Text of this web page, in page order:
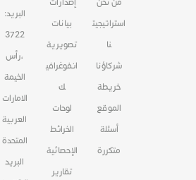
استراتيجيت
نا
شركاؤنا
خريطة
الموقع
أسئلة
متكررة
بيانات
تصويرية
انفوغرافي
ك
لوحات
الخرائط
الإحصائية
تقارير
البريد:
3722
،رأس
الخيمة
الامارات
العربية
المتحدة
البريد